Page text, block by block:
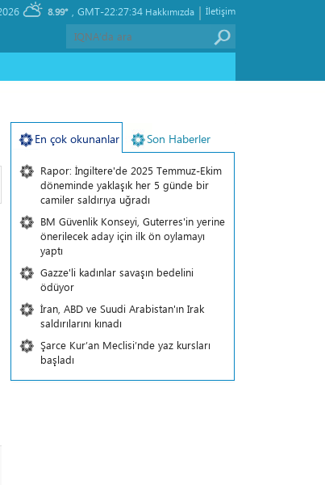
GMT-22:27:34
8.99° İletişim
|
Hakkımızda
En çok okunanlar Son Haberler
Rapor: İngiltere'de 2025 Temmuz-Ekim
döneminde yaklaşık her 5 günde bir
camiler saldırıya uğradı
BM Güvenlik Konseyi, Guterres'in yerine
önerilecek aday için ilk ön oylamayı
yaptı
Gazze'li kadınlar savaşın bedelini
ödüyor
İran, ABD ve Suudi Arabistan'ın Irak
saldırılarını kınadı
Şarce Kur’an Meclisi’nde yaz kursları
başladı